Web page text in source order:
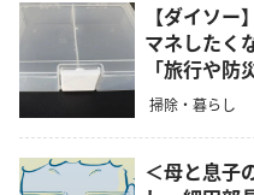
【ダイソ
マネしたく
「旅行や防
掃除・暮らし
＜母と息子